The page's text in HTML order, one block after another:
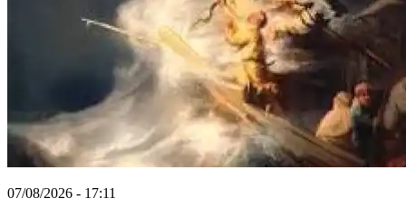
07/08/2026 - 17:11